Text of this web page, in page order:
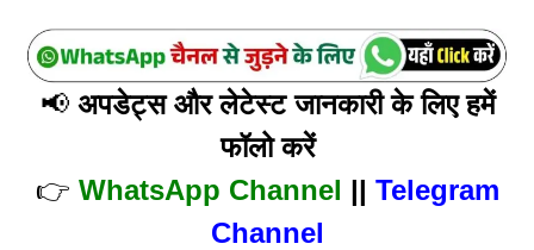
📢 अपडेट्स और लेटेस्ट जानकारी के लिए हमें
फॉलो करें
👉 WhatsApp Channel || Telegram
Channel